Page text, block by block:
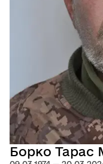
Борко Тарас